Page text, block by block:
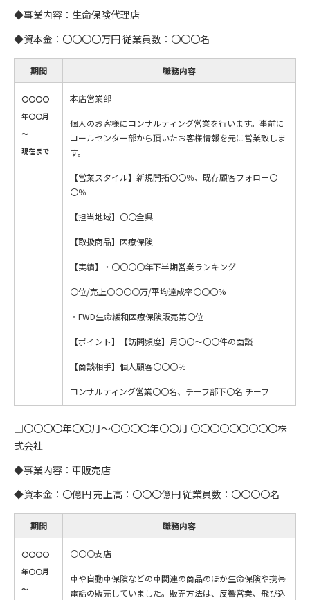
◆事業内容：生命保険代理店
◆資本金：〇〇〇〇万円 従業員数：〇〇〇名
期間 職務内容
〇〇〇〇
年〇〇月
～
現在まで
本店営業部
個人のお客様にコンサルティング営業を行います。事前に
コールセンター部から頂いたお客様情報を元に営業致しま
す。
【営業スタイル】新規開拓〇〇％、既存顧客フォロー〇
〇％
【担当地域】〇〇全県
【取扱商品】医療保険
【実績】・〇〇〇〇年下半期営業ランキング
〇位/売上〇〇〇〇万/平均達成率〇〇〇%
・FWD生命緩和医療保険販売第〇位
【ポイント】【訪問頻度】月〇〇〜〇〇件の面談
【商談相手】個人顧客〇〇〇％
コンサルティング営業〇〇名、チーフ部下〇名 チーフ
□〇〇〇〇年〇〇月～〇〇〇〇年〇〇月 〇〇〇〇〇〇〇〇〇株
式会社
◆事業内容：車販売店
◆資本金：〇億円 売上高：〇〇〇億円 従業員数：〇〇〇〇名
期間 職務内容
〇〇〇〇
年〇〇月
～
〇〇〇支店
車や自動車保険などの車関連の商品のほか生命保険や携帯
電話の販売していました。販売方法は、反響営業、飛び込